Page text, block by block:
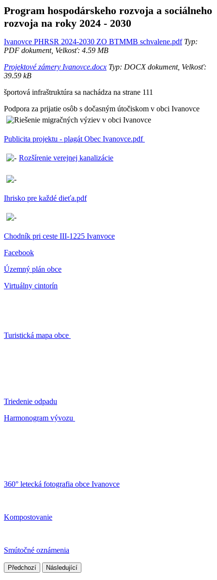
Program hospodárskeho rozvoja a sociálneho
rozvoja na roky 2024 - 2030
Ivanovce PHRSR 2024-2030 ZO BTMMB schvalene.pdfTyp:
PDF dokument, Velkosť: 4.59 MB
Projektové zámery Ivanovce.docx Typ: DOCX dokument, Velkosť:
39.59 kB
športová infraštruktúra sa nachádza na strane 111
Podpora za prijatie osôb s dočasným útočiskom v obci Ivanovce
Publicita projektu - plagát Obec Ivanovce.pdf
Rozšírenie verejnej kanalizácie
Ihrisko pre každé dieťa.pdf
Chodník pri ceste III-1225 Ivanvoce
Facebook
Územný plán obce
Virtuálny cintorín
Turistická mapa obce
Triedenie odpadu
Harmonogram vývozu
360° letecká fotografia obce Ivanovce
Kompostovanie
Smútočné oznámenia
Předchozí Následující